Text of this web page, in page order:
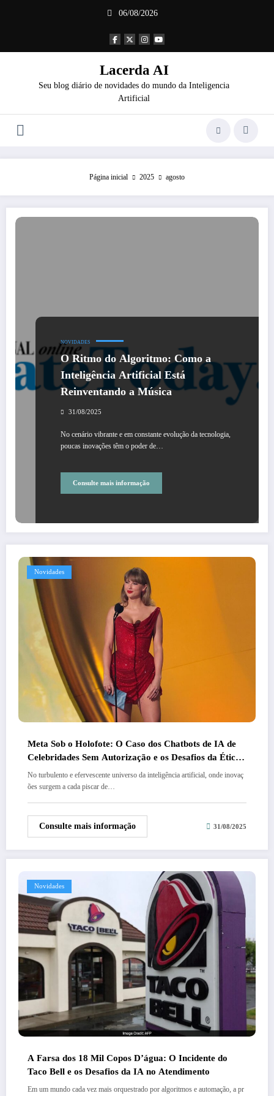
06/08/2026
Lacerda AI
Seu blog diário de novidades do mundo da Inteligencia
Artificial
Página inicial 2025 agosto
NOVIDADES
O Ritmo do Algoritmo: Como a
Inteligência Artificial Está
Reinventando a Música
31/08/2025
No cenário vibrante e em constante evolução da tecnologia,
poucas inovações têm o poder de…
Consulte mais informação
Novidades
Meta Sob o Holofote: O Caso dos Chatbots de IA de
Celebridades Sem Autorização e os Desafios da Ética
Digital
No turbulento e efervescente universo da inteligência artificial, onde inovaç
ões surgem a cada piscar de…
Consulte mais informação 31/08/2025
Novidades
A Farsa dos 18 Mil Copos D’água: O Incidente do
Taco Bell e os Desafios da IA no Atendimento
Em um mundo cada vez mais orquestrado por algoritmos e automação, a pr